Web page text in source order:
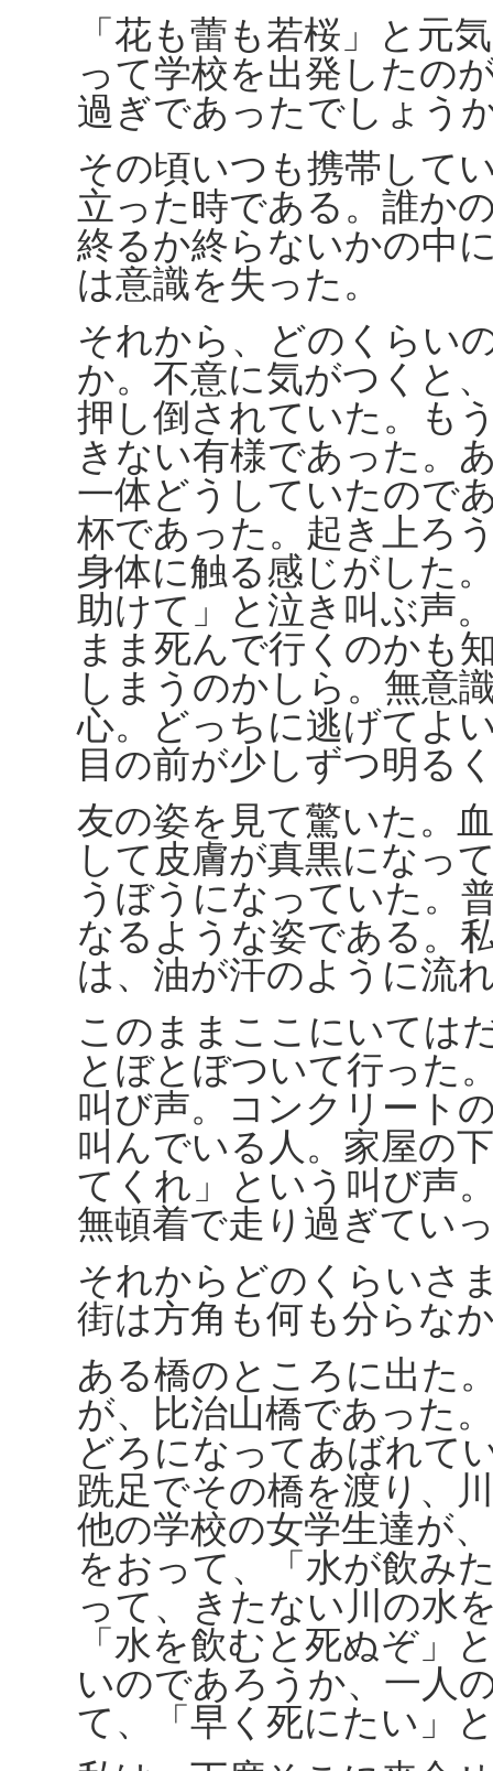
「花も蕾も若桜」と元
って学校を出発したの
過ぎであったでしょう
その頃いつも携帯して
立った時である。誰か
終るか終らないかの中
は意識を失った。
それから、どのくらい
か。不意に気がつくと
押し倒されていた。も
きない有様であった。
一体どうしていたので
杯であった。起き上ろ
身体に触る感じがした
助けて」と泣き叫ぶ声
まま死んで行くのかも
しまうのかしら。無意
心。どっちに逃げてよ
目の前が少しずつ明る
友の姿を見て驚いた。
して皮膚が真黒になっ
うぼうになっていた。
なるような姿である。
は、油が汗のように流
このままここにいては
とぼとぼついて行った
叫び声。コンクリート
叫んでいる人。家屋の
てくれ」という叫び声
無頓着で走り過ぎてい
それからどのくらいさ
街は方角も何も分らな
ある橋のところに出た
が、比治山橋であった
どろになってあばれて
跣足でその橋を渡り、
他の学校の女学生達が
をおって、「水が飲み
って、きたない川の水
「水を飲むと死ぬぞ」
いのであろうか、一人
て、「早く死にたい」